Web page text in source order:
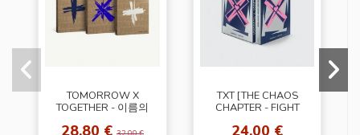
TOMORROW X
TOGETHER - 이름의
[CLARITY Cover]
28,80 €
TXT [THE CHAOS
CHAPTER - FIGHT
(Random Ver.)
24,00 €